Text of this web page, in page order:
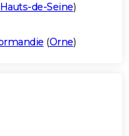
Hauts-de-Seine)
(Orne)